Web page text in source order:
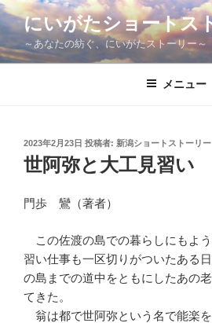
コ
ン
テ
ン
にいがたショートス
～あなたの紡ぐ、にいがたストーリー～
メニュー
投
稿
日:
2023年2月23日 投稿者: 新潟ショートストーリー
世阿弥と大工見習い
門歩 鸞（著者）
この佐渡の島での暮らしにもよ
習い仕事も一区切りがついたある
の島までの道中をともにしたあの
てきた。
翁は都で世阿弥という名で能楽